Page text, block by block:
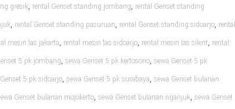
gresik, rental Genset standing jombang, rental Genset standing
, rental Genset standing pasuruan, rental Genset standing sidoarjo, rental
mesin las jakarta, rental mesin las sidoarjo, rental mesin las silent, rental
5 pk jombang, sewa Genset 5 pk kertosono, sewa Genset 5 pk
5 pk sidoarjo, sewa Genset 5 pk surabaya, sewa Genset bulanan
Genset bulanan mojokerto, sewa Genset bulanan nganjuk, sewa Genset